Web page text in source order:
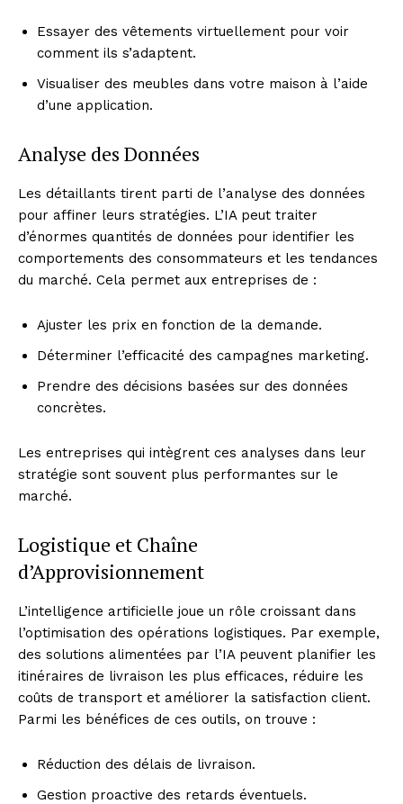
Essayer des vêtements virtuellement pour voir
comment ils s’adaptent.
Visualiser des meubles dans votre maison à l’aide
d’une application.
Analyse des Données
Les détaillants tirent parti de l’analyse des données
pour affiner leurs stratégies. L’IA peut traiter
d’énormes quantités de données pour identifier les
comportements des consommateurs et les tendances
du marché. Cela permet aux entreprises de :
Ajuster les prix en fonction de la demande.
Déterminer l’efficacité des campagnes marketing.
Prendre des décisions basées sur des données
concrètes.
Les entreprises qui intègrent ces analyses dans leur
stratégie sont souvent plus performantes sur le
marché.
Logistique et Chaîne
d’Approvisionnement
L’intelligence artificielle joue un rôle croissant dans
l’optimisation des opérations logistiques. Par exemple,
des solutions alimentées par l’IA peuvent planifier les
itinéraires de livraison les plus efficaces, réduire les
coûts de transport et améliorer la satisfaction client.
Parmi les bénéfices de ces outils, on trouve :
Réduction des délais de livraison.
Gestion proactive des retards éventuels.